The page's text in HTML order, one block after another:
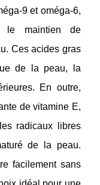
9 et oméga-6,
le maintien de
Ces acides gras
de la peau, la
En outre,
de vitamine E,
radicaux libres
de la peau.
facilement sans